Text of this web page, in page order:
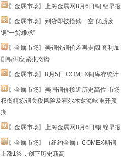
〖金属市场〗上海金属网8月6日铜 铝早报
〖金属市场〗到货即被抢购一空 优质废
铜“一货难求”
〖金属市场〗美铜伦铜价差再走阔 套利加
剧铜供应紧张态势
〖金属市场〗8月5日 COMEX铜库存统计
〖金属市场〗美国铜价接近历史高位 市场
权衡精炼铜关税风险及霍尔木兹海峡重开预
期
〖金属市场〗上海金属网8月6日锡 镍早报
〖金属市场〗（纽约金属）COMEX期铜
上涨1%，创下历史新高